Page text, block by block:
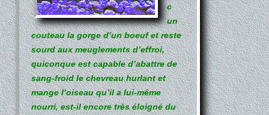
c
un
couteau la gorge d’un boeuf et reste
sourd aux meuglements d’effroi,
quiconque est capable d’abattre de
sang-froid le chevreau hurlant et
mange l’oiseau qu’il a lui-même
nourri, est-il encore très éloigné du